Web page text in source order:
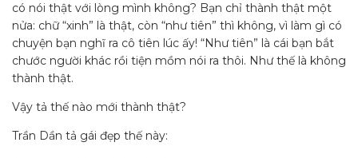
có nói thật với lòng mình không? Bạn chỉ thành thật một
nửa: chữ “xinh” là thật, còn “như tiên” thì không, vì làm gì có
chuyện bạn nghĩ ra cô tiên lúc ấy! “Như tiên” là cái bạn bắt
chước người khác rồi tiện mồm nói ra thôi. Như thế là không
thành thật.
Vậy tả thế nào mới thành thật?
Trần Dần tả gái đẹp thế này: